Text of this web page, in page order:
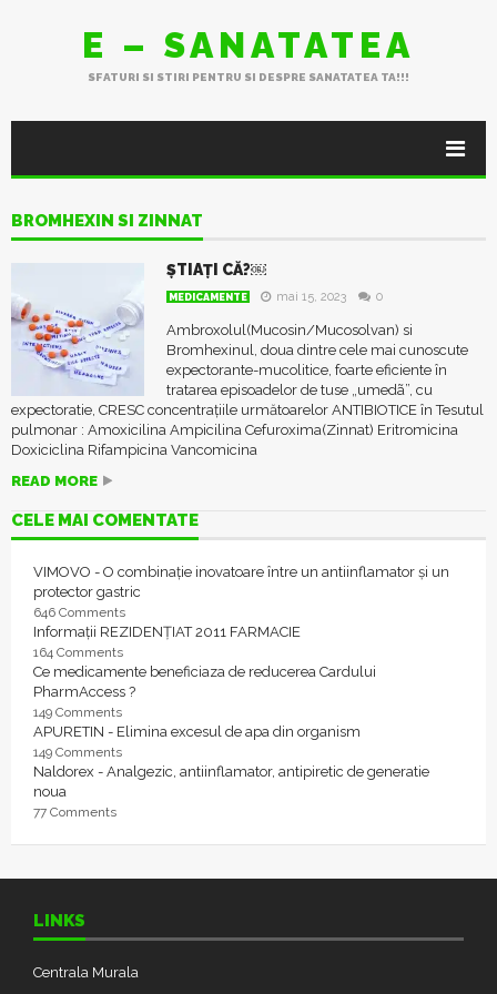
E – SANATATEA
SFATURI SI STIRI PENTRU SI DESPRE SANATATEA TA!!!
BROMHEXIN SI ZINNAT
ŞTIAŢI CĂ?￼
MEDICAMENTE mai 15, 2023 0
Ambroxolul(Mucosin/Mucosolvan) si
Bromhexinul, doua dintre cele mai cunoscute
expectorante-mucolitice, foarte eficiente în
tratarea episoadelor de tuse „umedã”, cu
expectoratie, CRESC concentrațiile următoarelor ANTIBIOTICE în Tesutul
pulmonar : Amoxicilina Ampicilina Cefuroxima(Zinnat) Eritromicina
Doxiciclina Rifampicina Vancomicina
READ MORE
CELE MAI COMENTATE
VIMOVO - O combinație inovatoare între un antiinflamator și un
protector gastric
646 Comments
Informații REZIDENȚIAT 2011 FARMACIE
164 Comments
Ce medicamente beneficiaza de reducerea Cardului
PharmAccess ?
149 Comments
APURETIN - Elimina excesul de apa din organism
149 Comments
Naldorex - Analgezic, antiinflamator, antipiretic de generatie
noua
77 Comments
LINKS
Centrala Murala